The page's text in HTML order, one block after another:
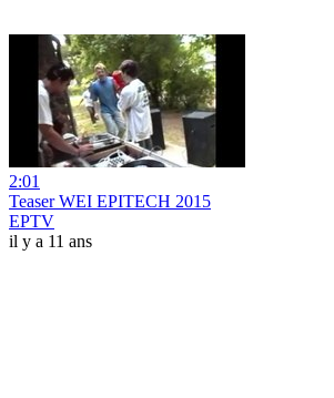
2:01
Teaser WEI EPITECH 2015
EPTV
il y a 11 ans